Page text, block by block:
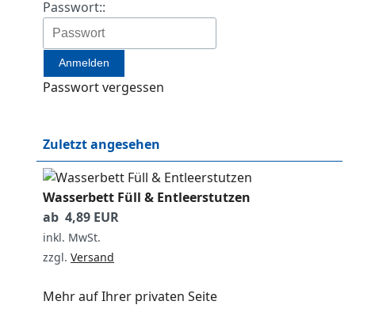
Passwort::
Passwort vergessen
Zuletzt angesehen
Wasserbett Füll & Entleerstutzen
ab 4,89 EUR
inkl. MwSt.
zzgl. Versand
Mehr auf Ihrer privaten Seite